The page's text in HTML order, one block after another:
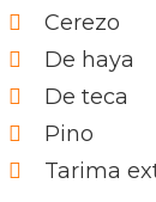
Cerezo
De haya
De teca
Pino
Tarima